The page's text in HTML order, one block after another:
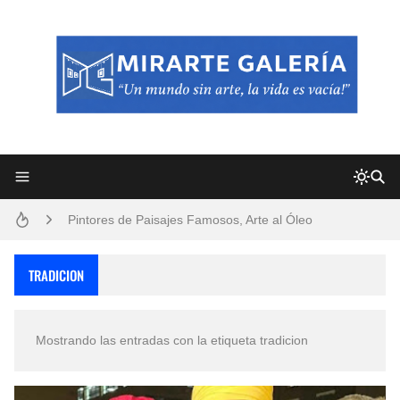
Pintores de Paisajes Famosos, Arte al Óleo
San Valentín Dibujos a Lápiz del 14 de Febrero
TRADICION
Mostrando las entradas con la etiqueta tradicion